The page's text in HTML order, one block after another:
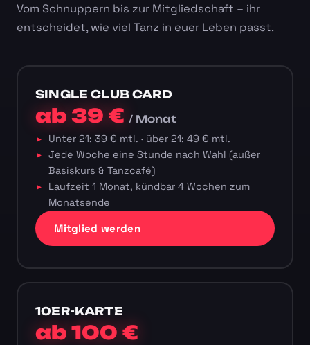
Vom Schnuppern bis zur Mitgliedschaft – ihr
entscheidet, wie viel Tanz in euer Leben passt.
SINGLE CLUB CARD
ab 39 €/ Monat
Unter 21: 39 € mtl. · über 21: 49 € mtl.
Jede Woche eine Stunde nach Wahl (außer
Basiskurs & Tanzcafé)
Laufzeit 1 Monat, kündbar 4 Wochen zum
Monatsende
Mitglied werden
10ER-KARTE
ab 100 €